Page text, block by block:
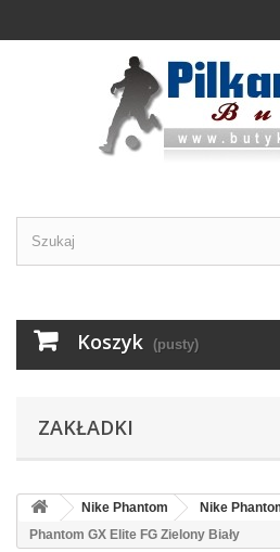
Koszyk (pusty)
ZAKŁADKI
Nike Phantom Nike
Phantom GX Elite FG Zielony Biały